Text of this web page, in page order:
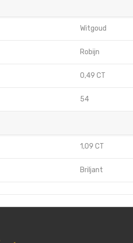
Witgoud
Robijn
0,49 CT
54
1,09 CT
Briljant